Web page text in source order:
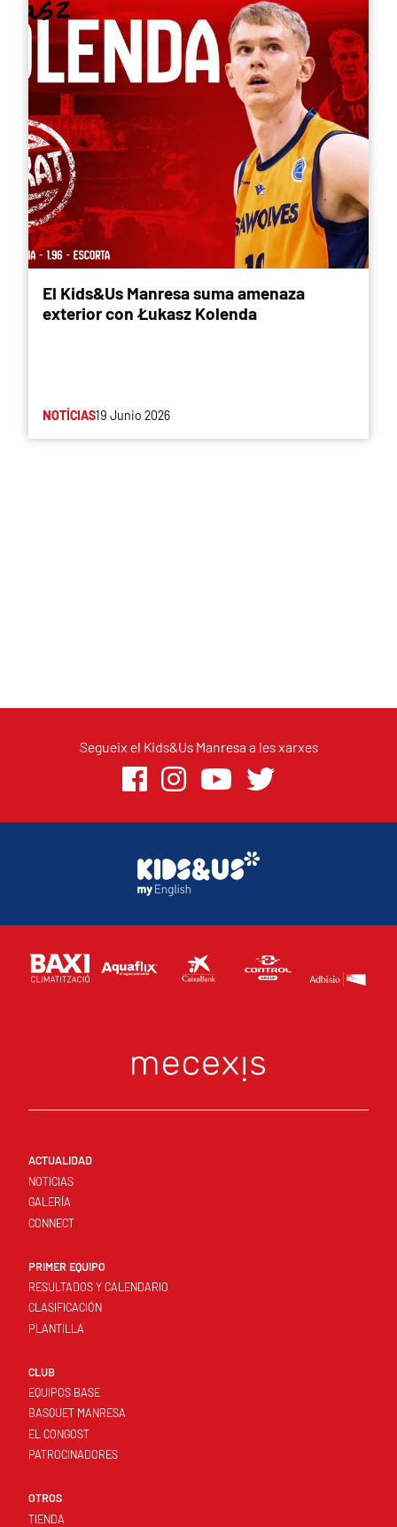
El Kids&Us Manresa suma amenaza
exterior con Łukasz Kolenda
NOTÍCIAS19 Junio 2026
Segueix el Kids&Us Manresa a les xarxes
ACTUALIDAD
NOTICIAS
GALERÍA
CONNECT
PRIMER EQUIPO
RESULTADOS Y CALENDARIO
CLASIFICACIÓN
PLANTILLA
CLUB
EQUIPOS BASE
BASQUET MANRESA
EL CONGOST
PATROCINADORES
OTROS
TIENDA